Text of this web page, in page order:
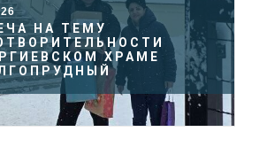
НА ТЕМУ
ХРАМЕ